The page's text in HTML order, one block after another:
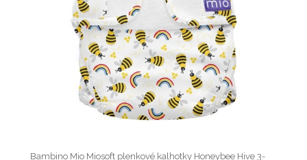
Bambino Mio Miosoft plenkové kalhotky Honeybee Hive 3-